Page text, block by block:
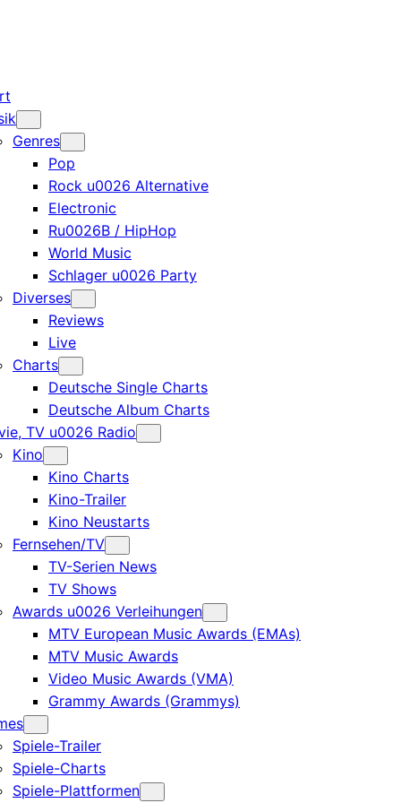
Genres
Pop
Rock u0026 Alternative
Electronic
Ru0026B / HipHop
World Music
Schlager u0026 Party
Diverses
Reviews
Live
Charts
Deutsche Single Charts
Deutsche Album Charts
TV u0026 Radio
Kino
Kino Charts
Kino-Trailer
Kino Neustarts
Fernsehen/TV
TV-Serien News
TV Shows
Awards u0026 Verleihungen
MTV European Music Awards (EMAs)
MTV Music Awards
Video Music Awards (VMA)
Grammy Awards (Grammys)
Spiele-Trailer
Spiele-Charts
Spiele-Plattformen